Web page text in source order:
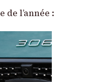
l’année :